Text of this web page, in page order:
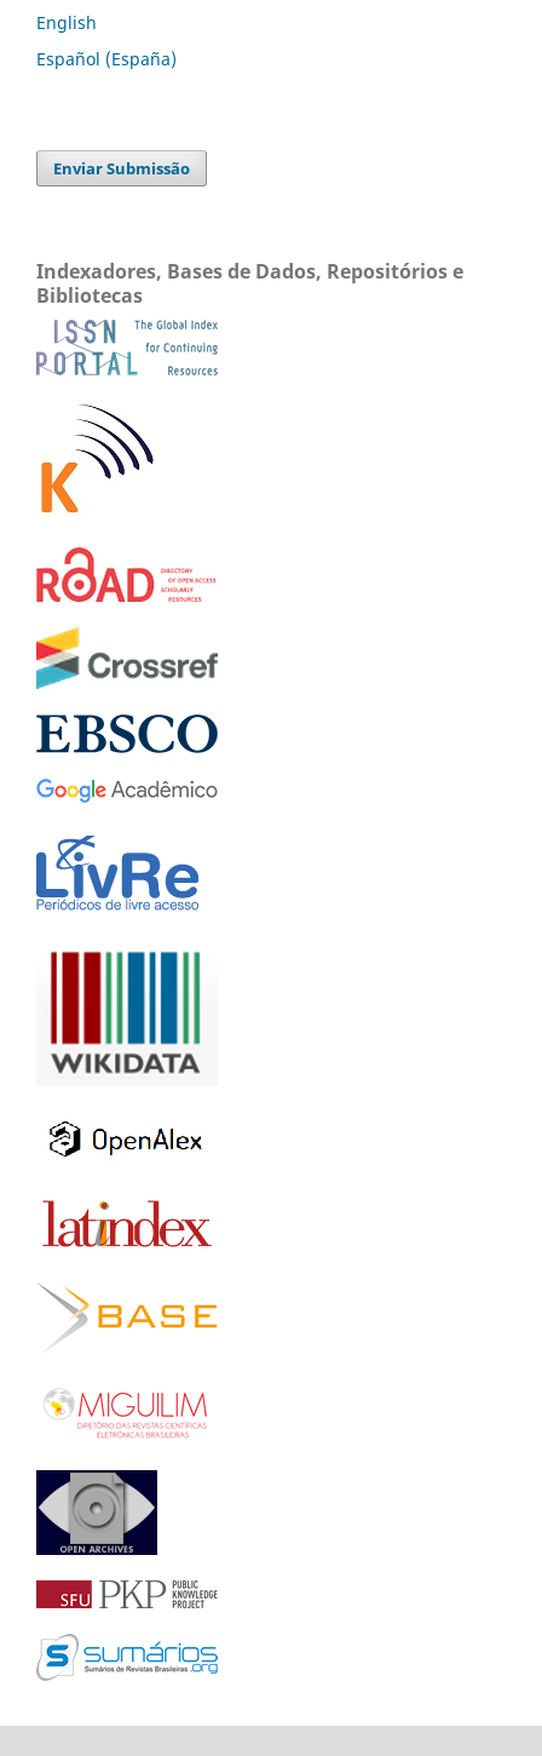
English
Español (España)
Enviar Submissão
Indexadores, Bases de Dados, Repositórios e
Bibliotecas